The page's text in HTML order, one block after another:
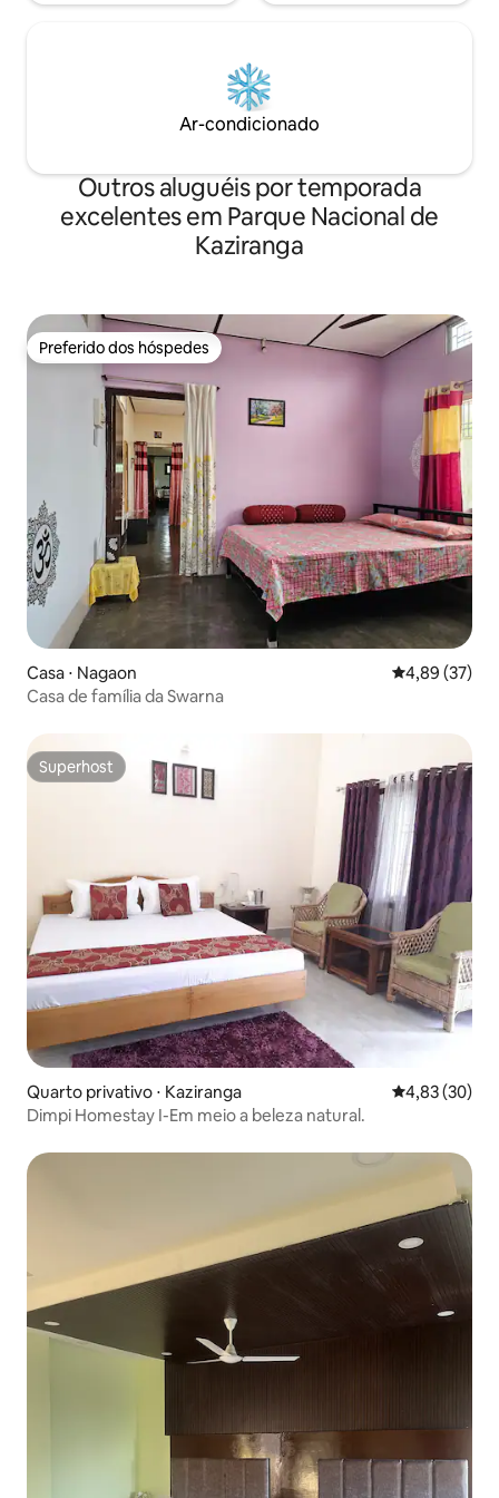
Ar-condicionado
Outros aluguéis por temporada
excelentes em Parque Nacional de
Kaziranga
Preferido dos hóspedes
Preferido dos hóspedes
Casa ⋅ Nagaon 4,89 de uma
4,89 (37)
Casa de família da Swarna
Superhost
Superhost
Quarto privativo ⋅ Kaziranga 4,83 de uma
4,83 (30)
Dimpi Homestay I-Em meio a beleza natural.